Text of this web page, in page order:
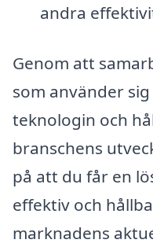
andra
Genom att
som använder
teknologin och
branschens
på att du får en
effektiv och
marknadens